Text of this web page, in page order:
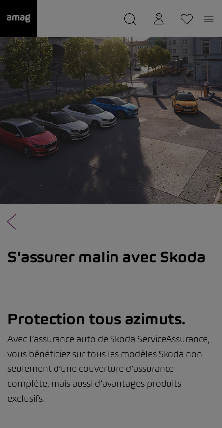
S'assurer malin avec Skoda
Protection tous azimuts.
Avec l’assurance auto de Skoda ServiceAssurance,
vous bénéficiez sur tous les modèles Skoda non
seulement d’une couverture d’assurance
complète, mais aussi d’avantages produits
exclusifs.